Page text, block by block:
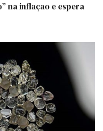
na inflaçao e espera